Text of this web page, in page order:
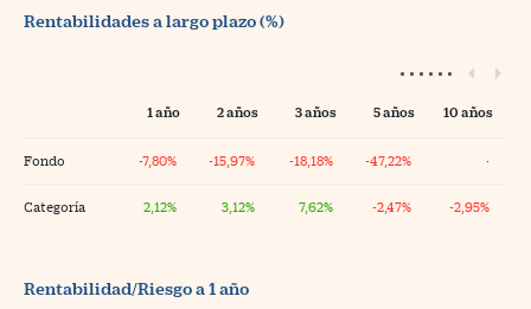
Rentabilidades a largo plazo (%)
1 año 2 años 3 años 5 años 10 años
Fondo -7,80% -15,97% -18,18% -47,22% ·
Categoría 2,12% 3,12% 7,62% -2,47% -2,95%
Rentabilidad/Riesgo a 1 año